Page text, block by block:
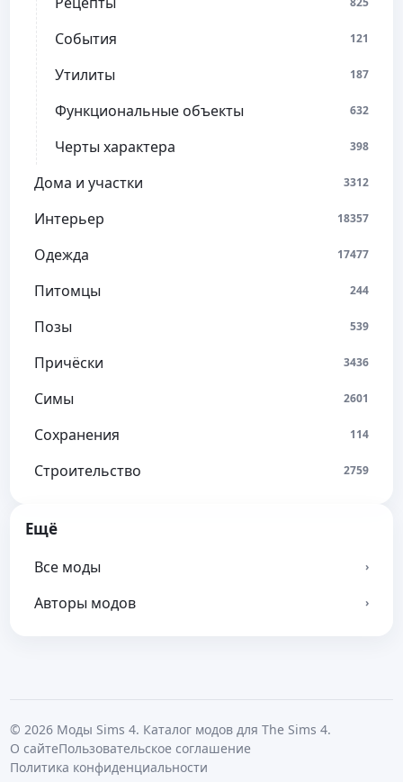
События 121
Утилиты 187
Функциональные объекты 632
Черты характера 398
Дома и участки 3312
Интерьер 18357
Одежда 17477
Питомцы 244
Позы 539
Причёски 3436
Симы 2601
Сохранения 114
Строительство 2759
Ещё
Все моды ›
Авторы модов ›
© 2026 Моды Sims 4. Каталог модов для The Sims 4.
О сайтеПользовательское соглашение
Политика конфиденциальности